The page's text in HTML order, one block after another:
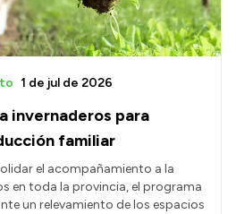
invernaderos para
familiar
1 de jul de 2026
el acompañamiento a la
en toda la provincia, el programa
un relevamiento de los espacios